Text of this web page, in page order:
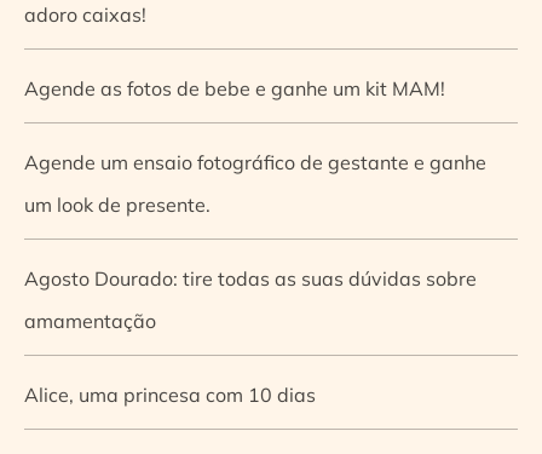
adoro caixas!
Agende as fotos de bebe e ganhe um kit MAM!
Agende um ensaio fotográfico de gestante e ganhe
um look de presente.
Agosto Dourado: tire todas as suas dúvidas sobre
amamentação
Alice, uma princesa com 10 dias